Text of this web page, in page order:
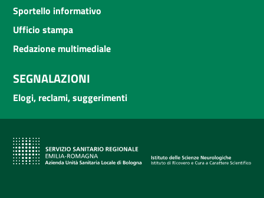
Sportello informativo
Ufficio stampa
Redazione multimediale
SEGNALAZIONI
Elogi, reclami, suggerimenti